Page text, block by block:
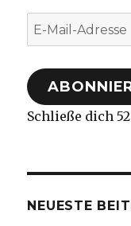
E-
Mail-
Adresse
Schließe dich
NEUESTE